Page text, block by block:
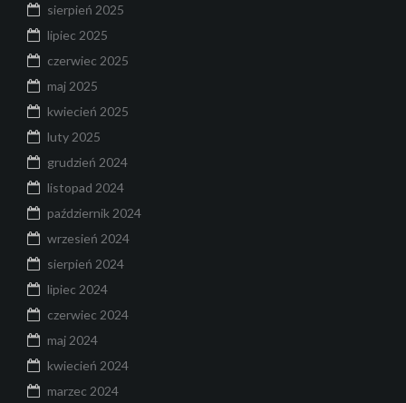
sierpień 2025
lipiec 2025
czerwiec 2025
maj 2025
kwiecień 2025
luty 2025
grudzień 2024
listopad 2024
październik 2024
wrzesień 2024
sierpień 2024
lipiec 2024
czerwiec 2024
maj 2024
kwiecień 2024
marzec 2024